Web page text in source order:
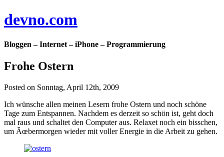
devno.com
Bloggen – Internet – iPhone – Programmierung
Frohe Ostern
Posted on Sonntag, April 12th, 2009
Ich wünsche allen meinen Lesern frohe Ostern und noch schöne
Tage zum Entspannen. Nachdem es derzeit so schön ist, geht doch
mal raus und schaltet den Computer aus. Relaxet noch ein bisschen,
um Ãœbermorgen wieder mit voller Energie in die Arbeit zu gehen.